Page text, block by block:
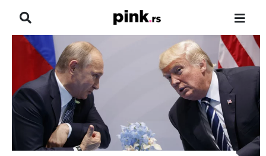
NASLOVNA
VESTI
ZADRUGA
SHOWBIZ